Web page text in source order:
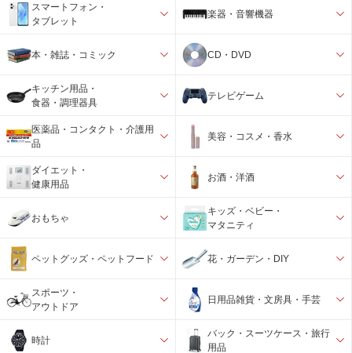
スマートフォン・
タブレット
楽器・音響機器
本・雑誌・コミック CD・DVD
キッチン用品・
食器・調理器具
テレビゲーム
医薬品・コンタクト・介護用
品
美容・コスメ・香水
ダイエット・
健康用品
お酒・洋酒
おもちゃ
キッズ・ベビー・
マタニティ
ペットグッズ・ペットフード 花・ガーデン・DIY
スポーツ・
アウトドア
日用品雑貨・文房具・手芸
時計
バック・スーツケース・旅行
用品